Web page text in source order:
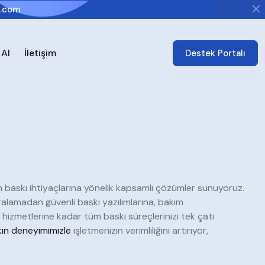
İletişim Destek Portalı
baskı ihtiyaçlarına yönelik kapsamlı çözümler sunuyoruz.
güvenli baskı yazılımlarına, bakım
kadar tüm baskı süreçlerinizi tek çatı
deneyimimizle işletmenizin verimliliğini artırıyor,